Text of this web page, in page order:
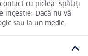
cu pielea: spălați
ingestie: Dacă nu vă
sau la un medic.